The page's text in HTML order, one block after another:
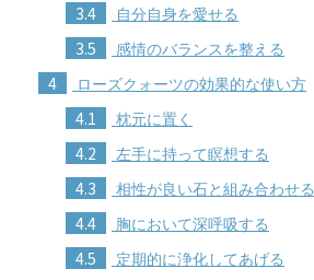
3.4 自分自身を愛せる
3.5 感情のバランスを整える
4 ローズクォーツの効果的な使い方
4.1 枕元に置く
4.2 左手に持って瞑想する
4.3 相性が良い石と組み合わせる
4.4 胸において深呼吸する
4.5 定期的に浄化してあげる